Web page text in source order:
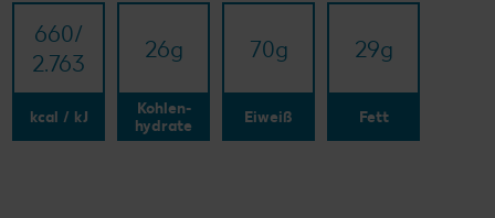
660/​
2.763
kcal / kJ
26g
Kohlen-
hydrate
70g
Eiweiß
29g
Fett